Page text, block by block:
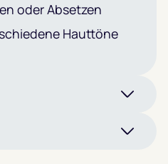
oder Absetzen
Hauttöne